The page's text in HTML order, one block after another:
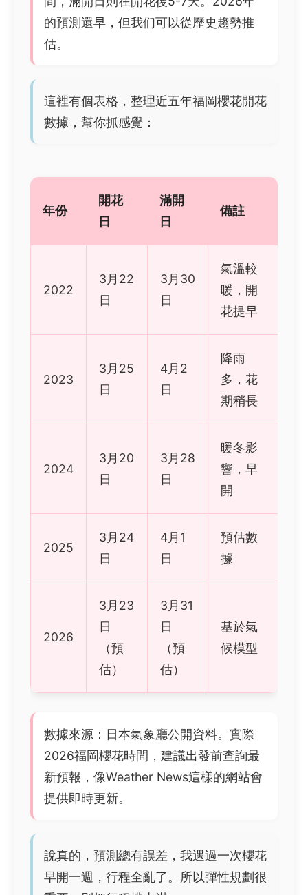
的預測還早，但我们可以從歷史趨勢推
估。
這裡有個表格，整理近五年福岡櫻花開花
數據，幫你抓感覺：
年份
開花
日
滿開
日
備註
2022
3月22
日
3月30
日
氣溫較
暖，開
花提早
2023
3月25
日
4月2
日
降雨
多，花
期稍長
2024
3月20
日
3月28
日
暖冬影
響，早
開
2025
3月24
日
4月1
日
預估數
據
2026
3月23
日
（預
估）
3月31
日
（預
估）
基於氣
候模型
數據來源：日本氣象廳公開資料。實際
2026福岡櫻花時間，建議出發前查詢最
新預報，像Weather News這樣的網站會
提供即時更新。
說真的，預測總有誤差，我遇過一次櫻花
早開一週，行程全亂了。所以彈性規劃很